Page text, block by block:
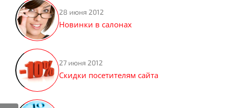
28 июня 2012
Новинки в салонах
27 июня 2012
Скидки посетителям сайта